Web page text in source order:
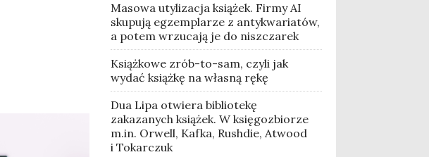
Masowa utylizacja książek. Firmy AI
skupują egzemplarze z antykwariatów,
a potem wrzucają je do niszczarek
Książkowe zrób-to-sam, czyli jak
wydać książkę na własną rękę
Dua Lipa otwiera bibliotekę
zakazanych książek. W księgozbiorze
m.in. Orwell, Kafka, Rushdie, Atwood
i Tokarczuk